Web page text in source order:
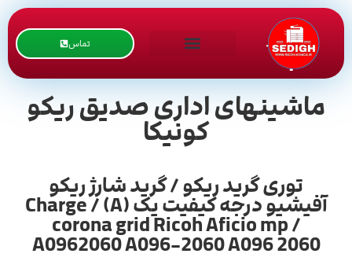
تماس
ماشینهای اداری صدیق ریکو
کونیکا
توری گرید ریکو / گرید شارژ ریکو
آفیشیو درجه کیفیت یک (A) / Charge
corona grid Ricoh Aficio mp /
A0962060 A096-2060 A096 2060